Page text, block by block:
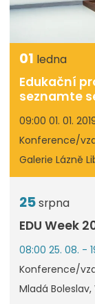
01 ledna
Edukační
seznamte
09:00 01. 01.
Konference/
Galerie Lázně
25srpna
EDU Week
08:00 25. 08. -
Konference/
Mladá